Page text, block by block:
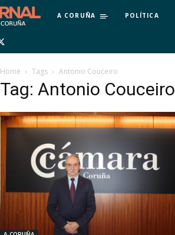
A CORUÑA POLÍTICA
Home Tags Antonio Couceiro
Tag: Antonio Couceiro